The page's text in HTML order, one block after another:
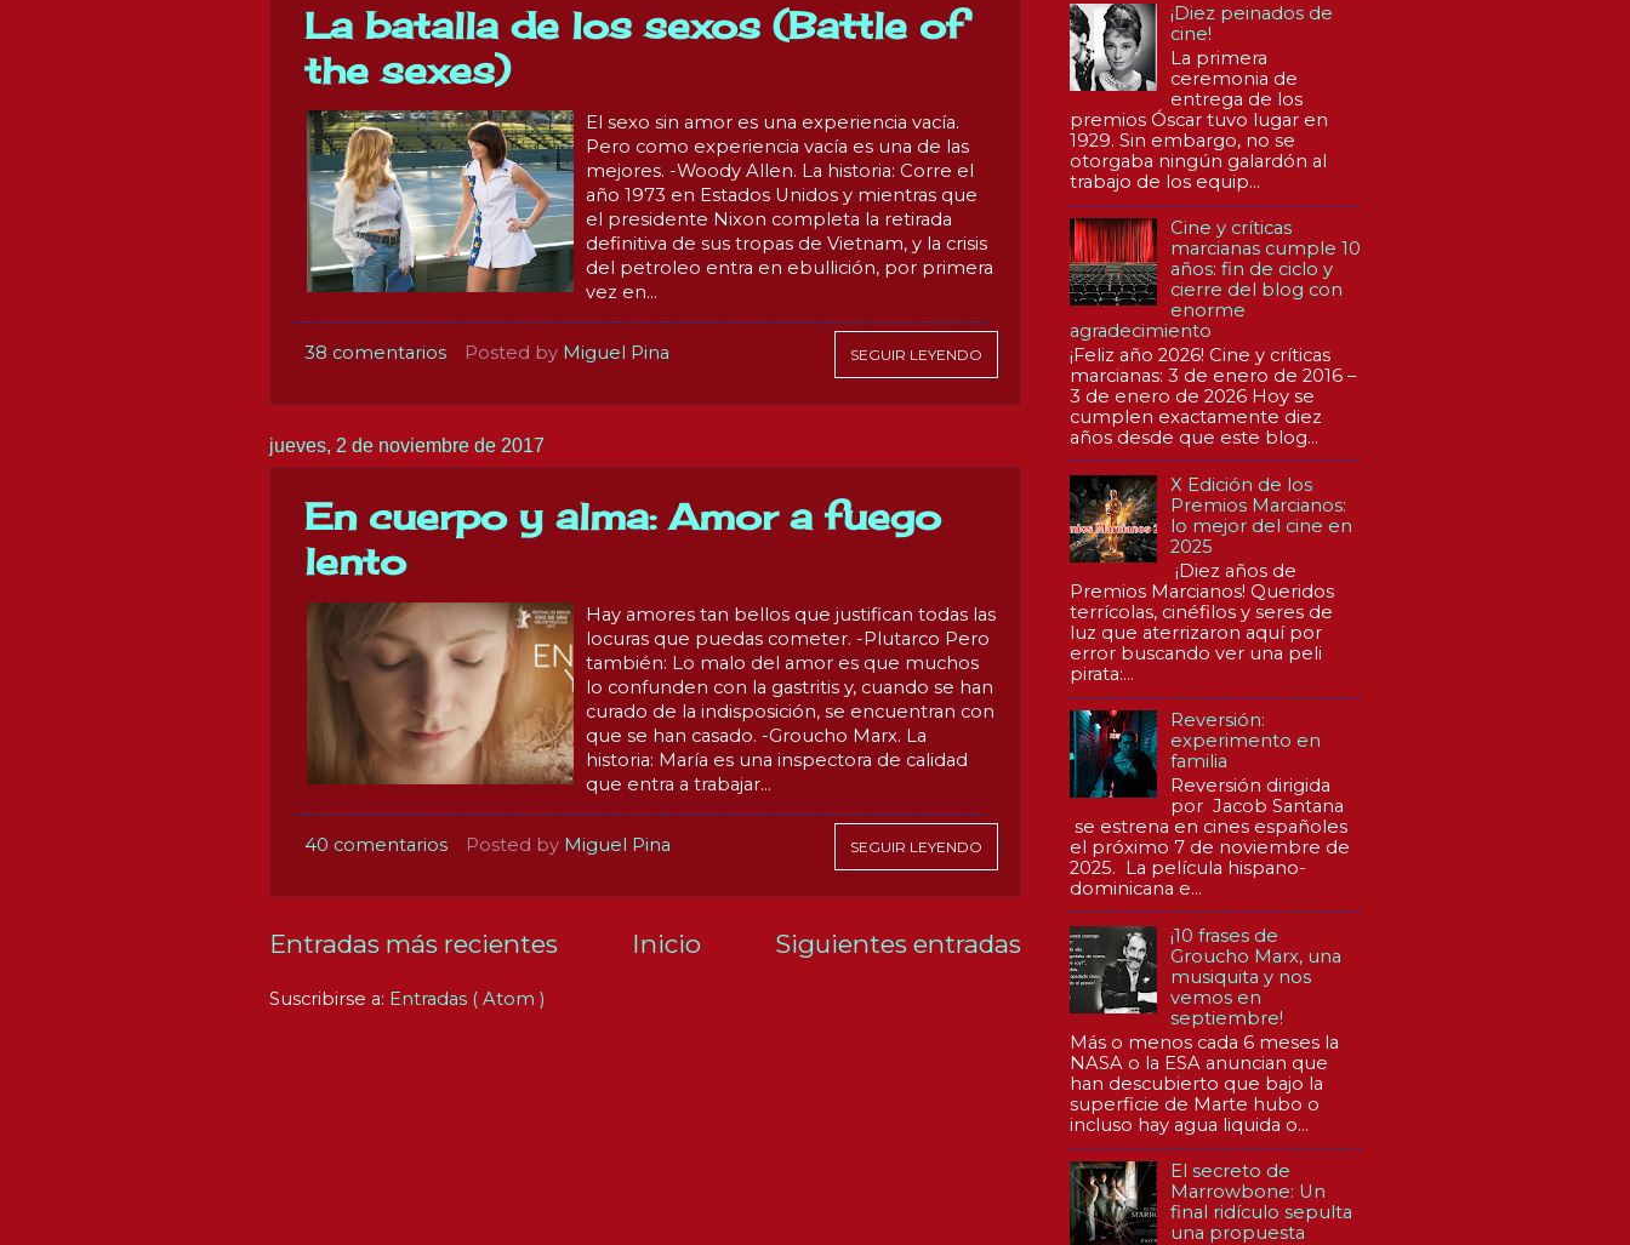
La batalla de los sexos (Battle of
the sexes)
El sexo sin amor es una experiencia vacía.
Pero como experiencia vacía es una de las
mejores. -Woody Allen. La historia: Corre el
año 1973 en Estados Unidos y mientras que
el presidente Nixon completa la retirada
definitiva de sus tropas de Vietnam, y la crisis
del petroleo entra en ebullición, por primera
vez en...
Posted by Miguel Pina
38 comentarios SEGUIR LEYENDO
jueves, 2 de noviembre de 2017
En cuerpo y alma: Amor a fuego
lento
Hay amores tan bellos que justifican todas las
locuras que puedas cometer. -Plutarco Pero
también: Lo malo del amor es que muchos
lo confunden con la gastritis y, cuando se han
curado de la indisposición, se encuentran con
que se han casado. -Groucho Marx. La
historia: María es una inspectora de calidad
que entra a trabajar...
Posted by Miguel Pina
40 comentarios SEGUIR LEYENDO
Entradas más recientes Siguientes entradas
Inicio
Suscribirse a: Entradas ( Atom )
¡Diez peinados de
cine!
La primera
ceremonia de
entrega de los
premios Óscar tuvo lugar en
1929. Sin embargo, no se
otorgaba ningún galardón al
trabajo de los equip...
Cine y críticas
marcianas cumple 10
años: fin de ciclo y
cierre del blog con
enorme
agradecimiento
¡Feliz año 2026! Cine y críticas
marcianas: 3 de enero de 2016 –
3 de enero de 2026 Hoy se
cumplen exactamente diez
años desde que este blog...
X Edición de los
Premios Marcianos:
lo mejor del cine en
2025
¡Diez años de
Premios Marcianos! Queridos
terrícolas, cinéfilos y seres de
luz que aterrizaron aquí por
error buscando ver una peli
pirata:...
Reversión:
experimento en
familia
Reversión dirigida
por Jacob Santana
se estrena en cines españoles
el próximo 7 de noviembre de
2025. La película hispano-
dominicana e...
¡10 frases de
Groucho Marx, una
musiquita y nos
vemos en
septiembre!
Más o menos cada 6 meses la
NASA o la ESA anuncian que
han descubierto que bajo la
superficie de Marte hubo o
incluso hay agua liquida o...
El secreto de
Marrowbone: Un
final ridículo sepulta
una propuesta